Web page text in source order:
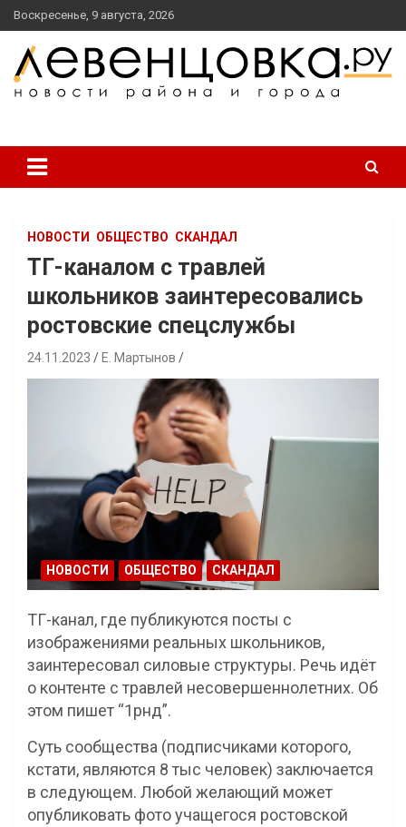
перейти
к
содержанию
Воскресенье, 9 августа, 2026
НОВОСТИ ОБЩЕСТВО СКАНДАЛ
ТГ-каналом с травлей
школьников заинтересовались
ростовские спецслужбы
24.11.2023 Е. Мартынов
НОВОСТИ ОБЩЕСТВО СКАНДАЛ
ТГ-канал, где публикуются посты с
изображениями реальных школьников,
заинтересовал силовые структуры. Речь идёт
о контенте с травлей несовершеннолетних. Об
этом пишет “1рнд”.
Суть сообщества (подписчиками которого,
кстати, являются 8 тыс человек) заключается
в следующем. Любой желающий может
опубликовать фото учащегося ростовской